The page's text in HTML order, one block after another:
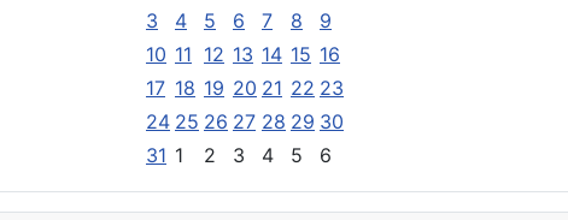
3
4 5 6 7 8
9
10 11 12 13 14 15 16
17 18 19 20 21 22 23
24 25 26 27 28 29 30
31 1 2 3 4 5 6